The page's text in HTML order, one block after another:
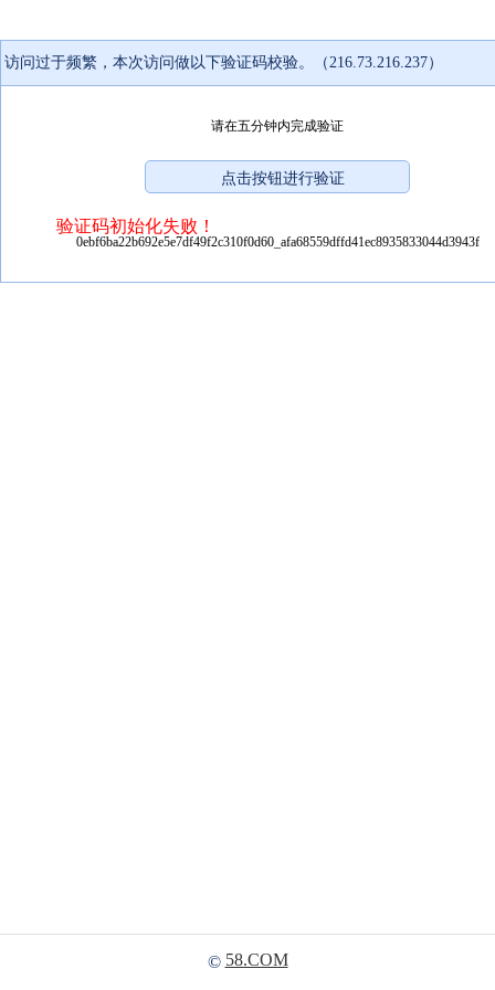
访问过于频繁，本次访问做以下验证码校验。（216.73.216.237）
请在五分钟内完成验证
验证码初始化失败！
0ebf6ba22b692e5e7df49f2c310f0d60_afa68559dffd41ec8935833044d3943f
© 58.COM